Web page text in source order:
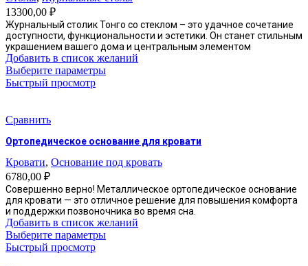
13300,00 ₽
Журнальный столик Тонго со стеклом – это удачное сочетание
доступности, функциональности и эстетики. Он станет стильным
украшением вашего дома и центральным элементом
Добавить в список желаний
Выберите параметрыЭтот
можно
на
товара.
Быстрый просмотр
Сравнить
Ортопедическое основание для кровати
Кровати, Основание под кровать
6780,00 ₽
Совершенно верно! Металлическое ортопедическое основание
для кровати — это отличное решение для повышения комфорта
и поддержки позвоночника во время сна.
Добавить в список желаний
Выберите параметрыЭтот
Быстрый просмотр